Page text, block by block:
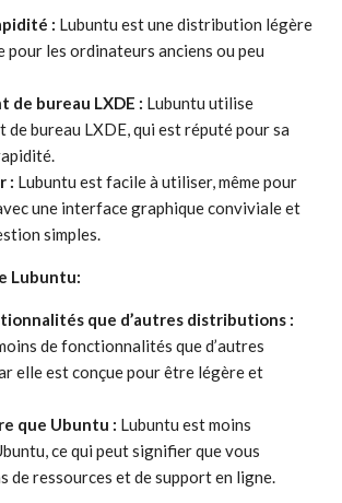
: Lubuntu est une distribution légère
pour les ordinateurs anciens ou peu
de bureau LXDE : Lubuntu utilise
de bureau LXDE, qui est réputé pour sa
: Lubuntu est facile à utiliser, même pour
une interface graphique conviviale et
simples.
Lubuntu:
que d’autres distributions :
de fonctionnalités que d’autres
elle est conçue pour être légère et
que Ubuntu : Lubuntu est moins
ce qui peut signifier que vous
de ressources et de support en ligne.